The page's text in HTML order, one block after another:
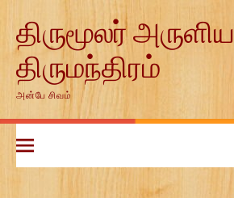
contentதிருமூலர் அருளிய
திருமந்திரம்
அன்பே சிவம்